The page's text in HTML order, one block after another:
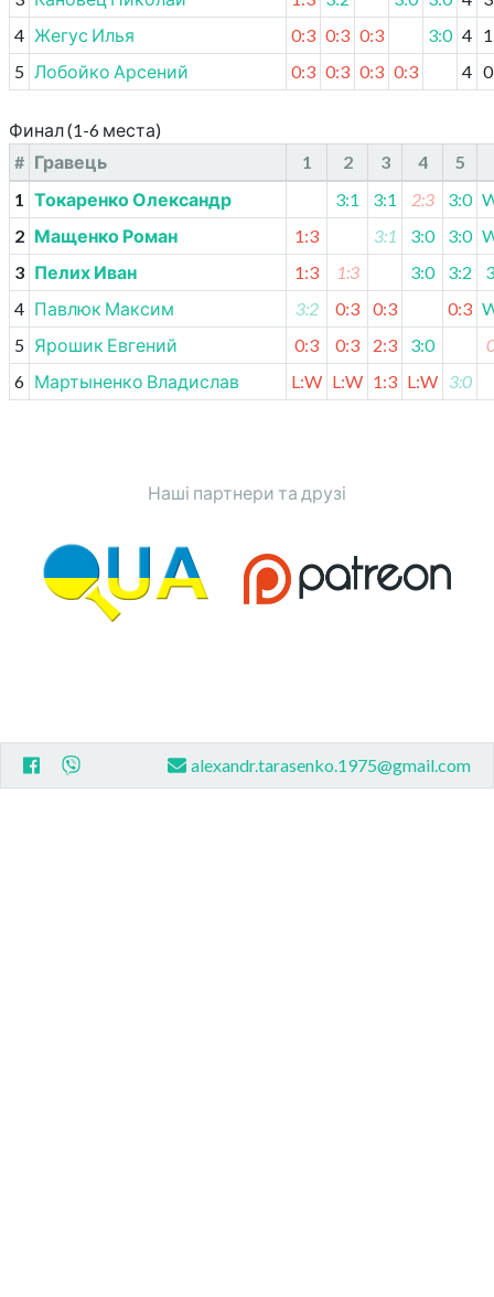
4 Жегус Илья 0:3 0:3 0:3 3:0 4 1
5 Лобойко Арсений 0:3 0:3 0:3 0:3 4 0
Финал (1-6 места)
# Гравець 1 2 3 4 5
1 Токаренко Олександр 3:1 3:1 2:3 3:0
2 Мащенко Роман 1:3 3:1 3:0 3:0
3 Пелих Иван 1:3 1:3 3:0 3:2
4 Павлюк Максим 3:2 0:3 0:3 0:3
5 Ярошик Евгений 0:3 0:3 2:3 3:0
6 Мартыненко Владислав L:W L:W 1:3 L:W 3:0
Наші партнери та друзі
alexandr.tarasenko.1975@gmail.com